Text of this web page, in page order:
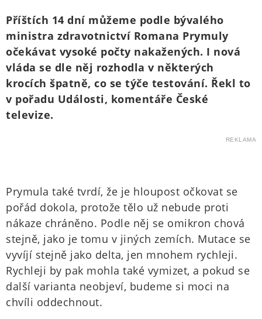
Příštích 14 dní můžeme podle bývalého
ministra zdravotnictví Romana Prymuly
očekávat vysoké počty nakažených. I nová
vláda se dle něj rozhodla v některých
krocích špatně, co se týče testování. Řekl to
v pořadu Události, komentáře České
televize.
REKLAMA
Prymula také tvrdí, že je hloupost očkovat se
pořád dokola, protože tělo už nebude proti
nákaze chráněno. Podle něj se omikron chová
stejně, jako je tomu v jiných zemích. Mutace se
vyvíjí stejně jako delta, jen mnohem rychleji.
Rychleji by pak mohla také vymizet, a pokud se
další varianta neobjeví, budeme si moci na
chvíli oddechnout.